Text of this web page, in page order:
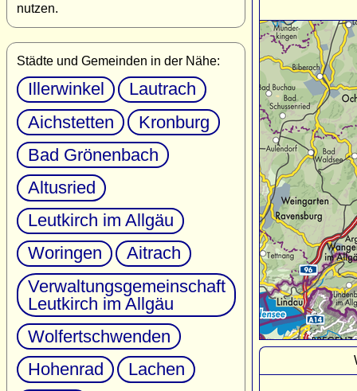
nutzen.
Städte und Gemeinden in der Nähe:
Illerwinkel
Lautrach
Aichstetten
Kronburg
Bad Grönenbach
Altusried
Leutkirch im Allgäu
Woringen
Aitrach
Verwaltungsgemeinschaft
Leutkirch im Allgäu
Wolfertschwenden
Hohenrad
Lachen